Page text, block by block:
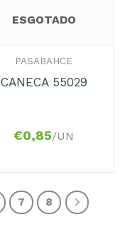
ESGOTADO
PASABAHCE
CANECA 55029
€0,85/UN
7 8